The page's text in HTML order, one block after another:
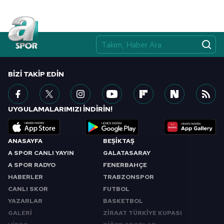
ANASAYFA
A SPOR CANLI YAYIN
A SPOR RADYO
HABERLER
CANLI SKOR
YAZARLAR
GALERİ
BEŞİKTAŞ
GALATASARAY
FENERBAHÇE
TRABZONSPOR
FUTBOL
BASKETBOL
ZİRAAT TÜRKİYE KUPASI
BIZI TAKIP EDIN
UYGULAMALARIMIZI İNDİRİN!